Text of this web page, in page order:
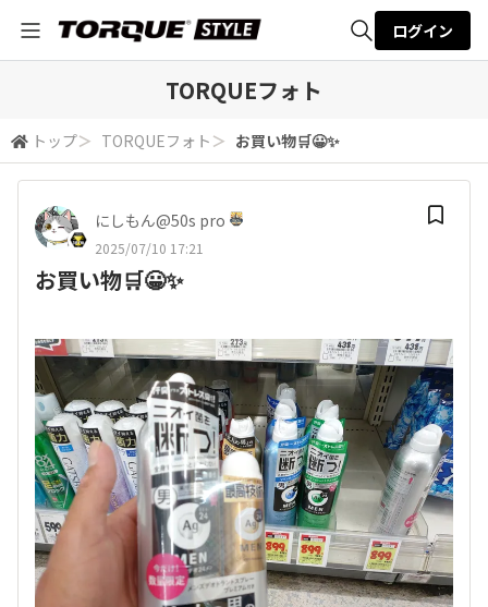
検索
ログイン
TORQUEフォト
トップ＞ TORQUEフォト ＞ お買い物🛒😀✨
にしもん@50s pro
2025/07/10 17:21
お買い物🛒😀✨